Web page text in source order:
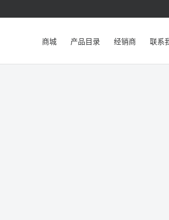
商城 产品目录 经销商 联系